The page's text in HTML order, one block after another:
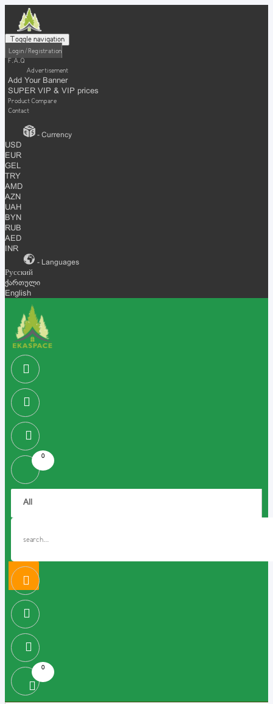
Toggle navigation
Login / Registration
F.A.Q
Advertisement
Add Your Banner
SUPER VIP & VIP prices
Product Compare
Contact
- Currency
USD
EUR
GEL
TRY
AMD
AZN
UAH
BYN
RUB
AED
INR
- Languages
Русский
ქართული
English
0
0